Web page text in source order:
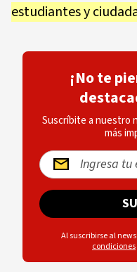
estudiantes y
¡No te
Suscríbite a nuestro
más
Al suscribirse al
condiciones